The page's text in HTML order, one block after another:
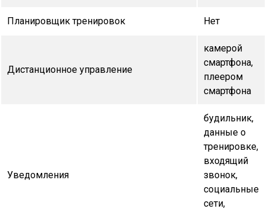
Планировщик тренировок Нет
Дистанционное управление
камерой
смартфона,
плеером
смартфона
Уведомления
будильник,
данные о
тренировке,
входящий
звонок,
социальные
сети,